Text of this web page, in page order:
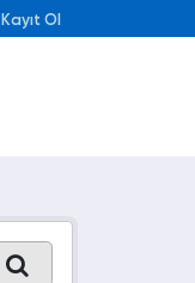
Kayıt Ol